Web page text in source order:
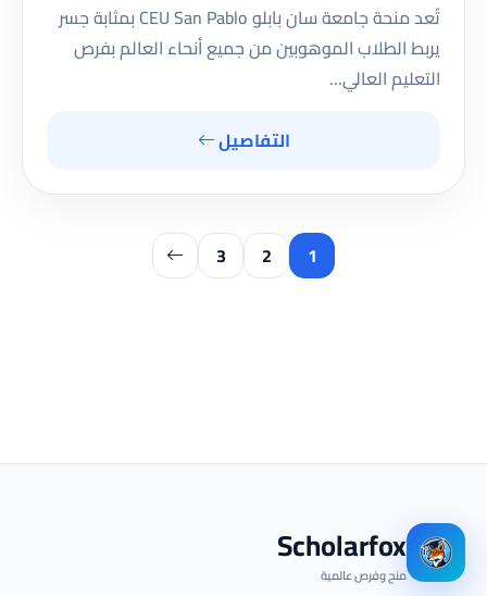
تُعد منحة جامعة سان بابلو CEU San Pablo بمثابة جسر
يربط الطلاب الموهوبين من جميع أنحاء العالم بفرص
التعليم العالي…
التفاصيل
1
2
3
Scholarfox
منح وفرص عالمية